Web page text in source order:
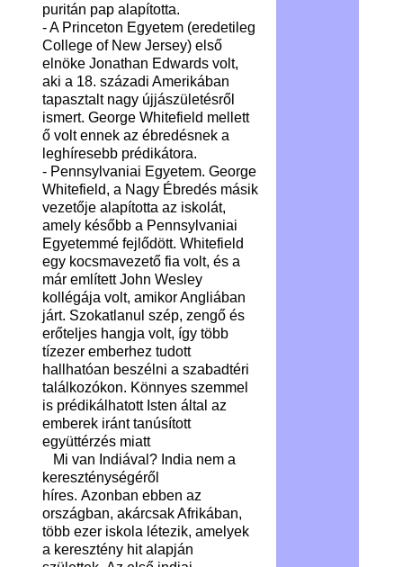
puritán pap alapította.
- A Princeton Egyetem (eredetileg
College of New Jersey) első
elnöke Jonathan Edwards volt,
aki a 18. századi Amerikában
tapasztalt nagy újjászületésről
ismert. George Whitefield mellett
ő volt ennek az ébredésnek a
leghíresebb prédikátora.
- Pennsylvaniai Egyetem. George
Whitefield, a Nagy Ébredés másik
vezetője alapította az iskolát,
amely később a Pennsylvaniai
Egyetemmé fejlődött. Whitefield
egy kocsmavezető fia volt, és a
már említett John Wesley
kollégája volt, amikor Angliában
járt. Szokatlanul szép, zengő és
erőteljes hangja volt, így több
tízezer emberhez tudott
hallhatóan beszélni a szabadtéri
találkozókon. Könnyes szemmel
is prédikálhatott Isten által az
emberek iránt tanúsított
együttérzés miatt
Mi van Indiával? India nem a
kereszténységéről
híres. Azonban ebben az
országban, akárcsak Afrikában,
több ezer iskola létezik, amelyek
a keresztény hit alapján